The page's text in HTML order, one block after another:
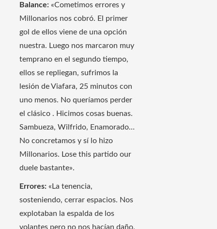
Balance: «Cometimos errores y
Millonarios nos cobró. El primer
gol de ellos viene de una opción
nuestra. Luego nos marcaron muy
temprano en el segundo tiempo,
ellos se repliegan, sufrimos la
lesión de Viafara, 25 minutos con
uno menos. No queríamos perder
el clásico . Hicimos cosas buenas.
Sambueza, Wilfrido, Enamorado…
No concretamos y sí lo hizo
Millonarios. Lose this partido our
duele bastante».
Errores: «La tenencia,
sosteniendo, cerrar espacios. Nos
explotaban la espalda de los
volantes pero no nos hacían daño.